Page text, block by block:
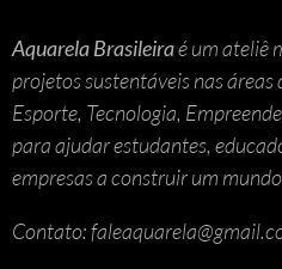
Aquarela Brasileiraé um ateliê
projetos sustentáveis nas áreas
Esporte, Tecnologia,
para ajudar estudantes,
empresas a construir um
Contato: